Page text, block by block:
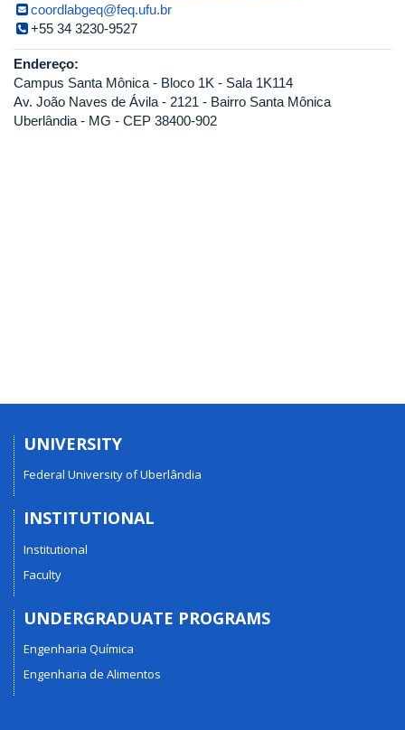
coordlabgeq@feq.ufu.br
+55 34 3230-9527
Endereço:
Campus Santa Mônica - Bloco 1K - Sala 1K114
Av. João Naves de Ávila - 2121 - Bairro Santa Mônica
Uberlândia - MG - CEP 38400-902
UNIVERSITY
Federal University of Uberlândia
INSTITUTIONAL
Institutional
Faculty
UNDERGRADUATE PROGRAMS
Engenharia Química
Engenharia de Alimentos